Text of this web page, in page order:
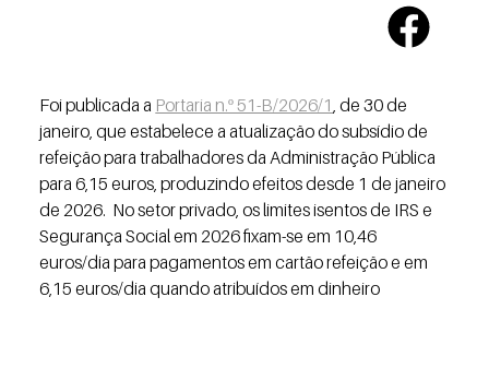
Foi publicada a Portaria n.º 51-B/2026/1 , de 30 de
janeiro, que estabelece a atualização do subsídio de
refeição para trabalhadores da Administração Pública
para 6,15 euros, produzindo efeitos desde 1 de janeiro
de 2026.  No setor privado, os limites isentos de IRS e
Segurança Social em 2026 fixam-se em 10,46
euros/dia para pagamentos em cartão refeição e em
6,15 euros/dia quando atribuídos em dinheiro